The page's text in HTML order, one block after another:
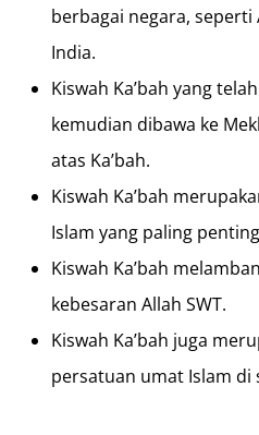
berbagai negara, seperti
India.
Kiswah Ka’bah yang
kemudian dibawa ke
atas Ka’bah.
Kiswah Ka’bah
Islam yang paling
Kiswah Ka’bah
kebesaran Allah SWT.
Kiswah Ka’bah juga
persatuan umat Islam di